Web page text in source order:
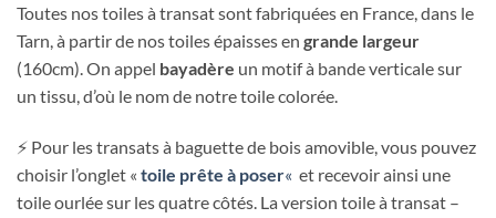
Toutes nos toiles à transat sont fabriquées en France, dans le
Tarn, à partir de nos toiles épaisses en grande largeur
(160cm). On appel bayadère un motif à bande verticale sur
un tissu, d’où le nom de notre toile colorée.
⚡ Pour les transats à baguette de bois amovible, vous pouvez
choisir l’onglet « toile prête à poser« et recevoir ainsi une
toile ourlée sur les quatre côtés. La version toile à transat –